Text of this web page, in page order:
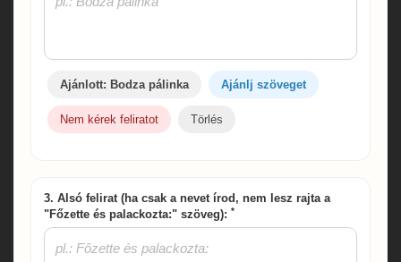
Ajánlott: Bodza pálinka Ajánlj szöveget
Nem kérek feliratot Törlés
3. Alsó felirat (ha csak a nevet írod, nem lesz rajta a
"Főzette és palackozta:" szöveg): *